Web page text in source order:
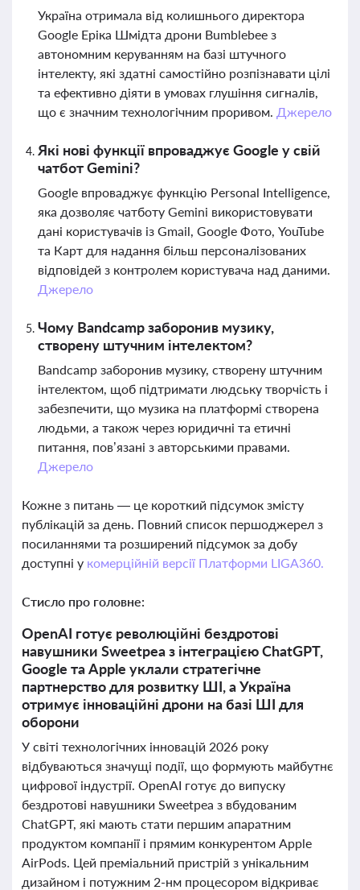
Україна отримала від колишнього директора
Google Еріка Шмідта дрони Bumblebee з
автономним керуванням на базі штучного
інтелекту, які здатні самостійно розпізнавати цілі
та ефективно діяти в умовах глушіння сигналів,
що є значним технологічним проривом. Джерело
Які нові функції впроваджує Google у свій
чатбот Gemini?
Google впроваджує функцію Personal Intelligence,
яка дозволяє чатботу Gemini використовувати
дані користувачів із Gmail, Google Фото, YouTube
та Карт для надання більш персоналізованих
відповідей з контролем користувача над даними.
Джерело
Чому Bandcamp заборонив музику,
створену штучним інтелектом?
Bandcamp заборонив музику, створену штучним
інтелектом, щоб підтримати людську творчість і
забезпечити, що музика на платформі створена
людьми, а також через юридичні та етичні
питання, пов’язані з авторськими правами.
Джерело
Кожне з питань — це короткий підсумок змісту
публікацій за день. Повний список першоджерел з
посиланнями та розширений підсумок за добу
доступні у комерційній версії Платформи LIGA360.
Стисло про головне:
OpenAI готує революційні бездротові
навушники Sweetpea з інтеграцією ChatGPT,
Google та Apple уклали стратегічне
партнерство для розвитку ШІ, а Україна
отримує інноваційні дрони на базі ШІ для
оборони
У світі технологічних інновацій 2026 року
відбуваються значущі події, що формують майбутнє
цифрової індустрії. OpenAI готує до випуску
бездротові навушники Sweetpea з вбудованим
ChatGPT, які мають стати першим апаратним
продуктом компанії і прямим конкурентом Apple
AirPods. Цей преміальний пристрій з унікальним
дизайном і потужним 2-нм процесором відкриває